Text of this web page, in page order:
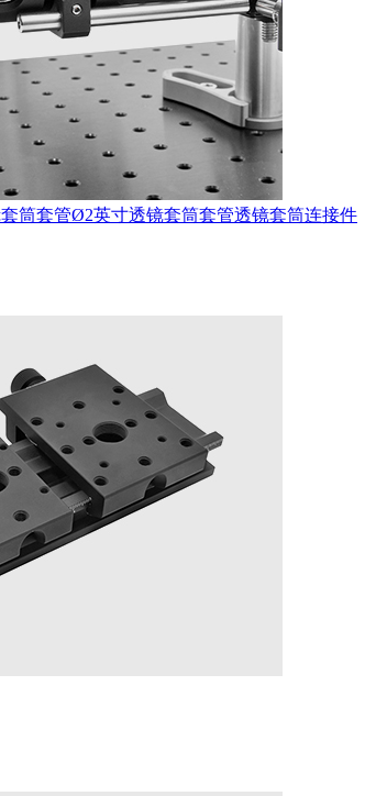
筒套管Ø2英寸透镜套筒套管透镜套筒连接件